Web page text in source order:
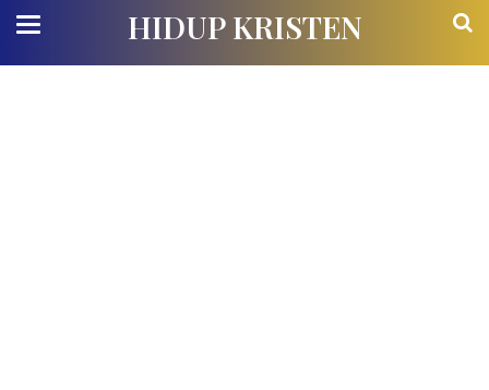
HIDUP KRISTEN